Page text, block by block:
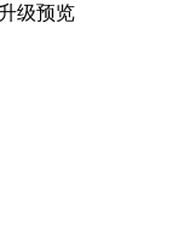
级预览